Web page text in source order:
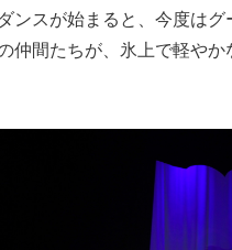
ンスが始まると、今度は
仲間たちが、氷上で軽や